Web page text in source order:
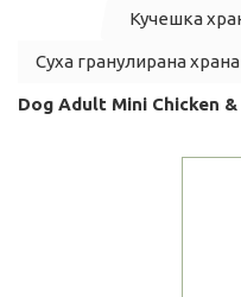
Кучешка
Суха гранулирана
Dog Adult Mini Chicken